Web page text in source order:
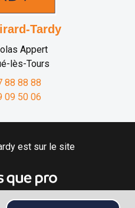
Tardy
Appert
lès-Tours
88 88 88
09 50 06
est sur le site